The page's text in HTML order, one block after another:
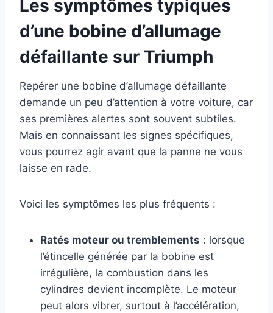
Les symptômes typiques
d’une bobine d’allumage
défaillante sur Triumph
Repérer une bobine d’allumage défaillante
demande un peu d’attention à votre voiture, car
ses premières alertes sont souvent subtiles.
Mais en connaissant les signes spécifiques,
vous pourrez agir avant que la panne ne vous
laisse en rade.
Voici les symptômes les plus fréquents :
Ratés moteur ou tremblements : lorsque
l’étincelle générée par la bobine est
irrégulière, la combustion dans les
cylindres devient incomplète. Le moteur
peut alors vibrer, surtout à l’accélération,